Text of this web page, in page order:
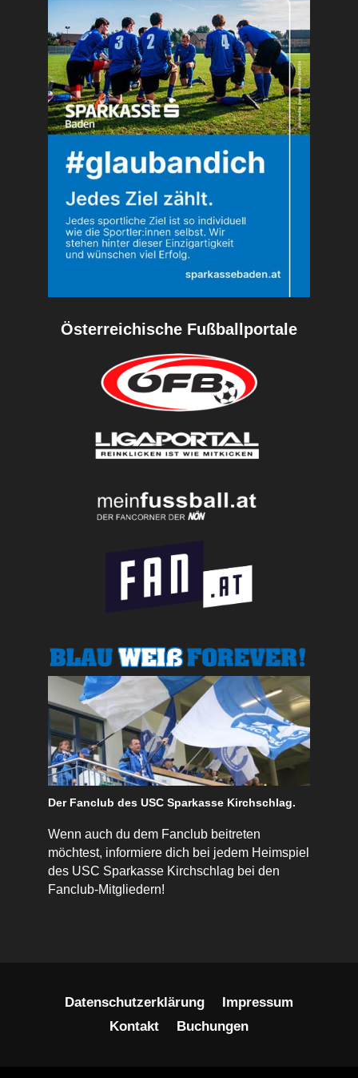
Österreichische Fußballportale
Der Fanclub des USC Sparkasse Kirchschlag.
Wenn auch du dem Fanclub beitreten
möchtest, informiere dich bei jedem Heimspiel
des USC Sparkasse Kirchschlag bei den
Fanclub-Mitgliedern!
Datenschutzerklärung
Impressum
Kontakt
Buchungen